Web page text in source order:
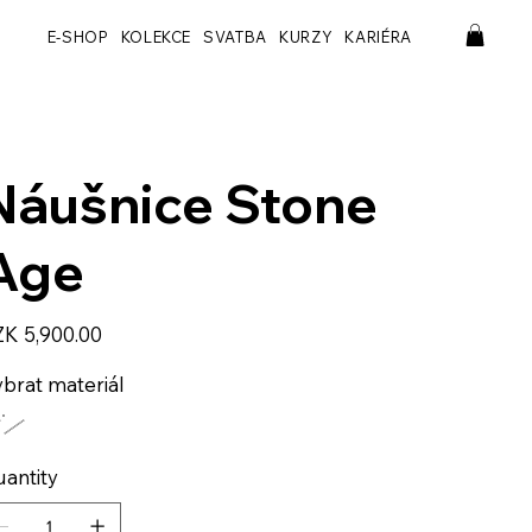
E-SHOP KOLEKCE SVATBA KURZY KARIÉRA
Stone
5,900.00
materiál